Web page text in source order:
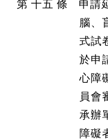
第 十五 條 申請
腦、
式試
於申
心障
員會
承辦
障礙